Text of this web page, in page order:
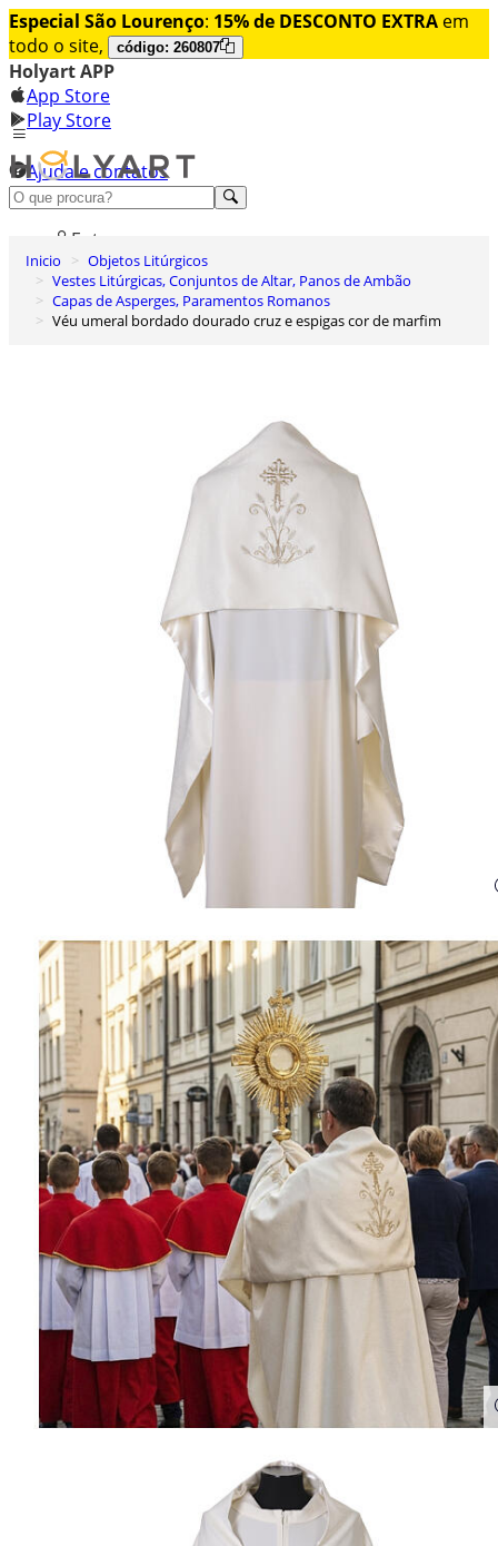
Especial São Lourenço: 15% de DESCONTO EXTRA em
todo o site,
código: 260807
Holyart APP
App Store
Play Store
Ajuda e contatos
Conheça premium
Entrar
Lista de Desejos
0
Carrinho de Compras
Inicio
Objetos Litúrgicos
Vestes Litúrgicas, Conjuntos de Altar, Panos de Ambão
Capas de Asperges, Paramentos Romanos
Véu umeral bordado dourado cruz e espigas cor de marfim